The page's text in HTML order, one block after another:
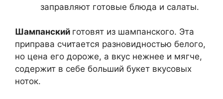
заправляют готовые блюда и салаты.
Шампанский готовят из шампанского. Эта
приправа считается разновидностью белого,
но цена его дороже, а вкус нежнее и мягче,
содержит в себе больший букет вкусовых
ноток.